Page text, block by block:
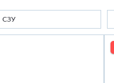
СЗУ